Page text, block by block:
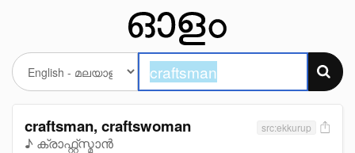
craftsman, craftswoman
♪ ക്രാഫ്റ്റ്സ്മാൻ
src:ekkurup